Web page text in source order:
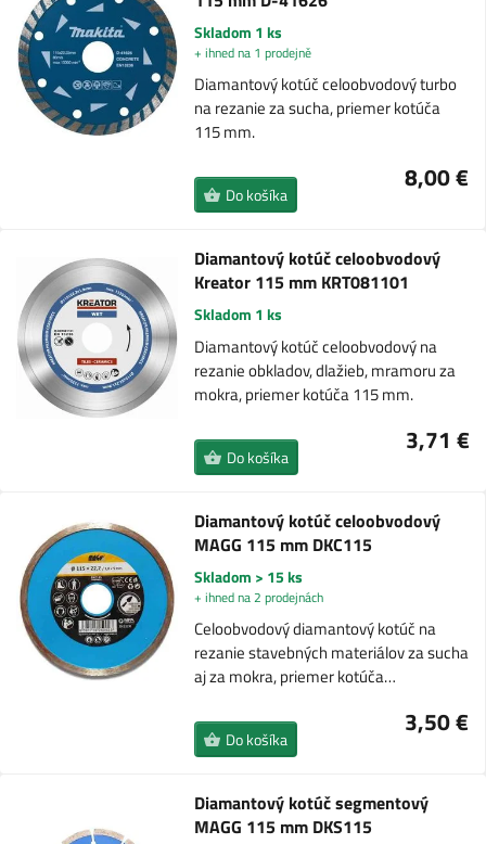
Skladom 1 ks
+ ihned na 1 prodejně
Diamantový kotúč celoobvodový turbo
na rezanie za sucha, priemer kotúča
115 mm.
8,00 €
Do košíka
Diamantový kotúč celoobvodový
Kreator 115 mm KRT081101
Skladom 1 ks
Diamantový kotúč celoobvodový na
rezanie obkladov, dlažieb, mramoru za
mokra, priemer kotúča 115 mm.
3,71 €
Do košíka
Diamantový kotúč celoobvodový
MAGG 115 mm DKC115
Skladom > 15 ks
+ ihned na 2 prodejnách
Celoobvodový diamantový kotúč na
rezanie stavebných materiálov za sucha
aj za mokra, priemer kotúča…
3,50 €
Do košíka
Diamantový kotúč segmentový
MAGG 115 mm DKS115